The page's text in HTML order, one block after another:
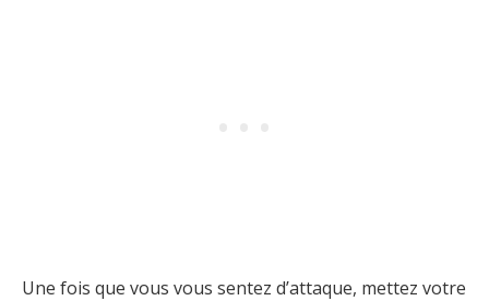
Une fois que vous vous sentez d’attaque, mettez votre